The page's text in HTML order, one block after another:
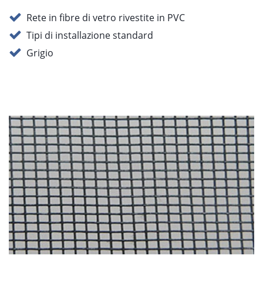
Rete in fibre di vetro rivestite in PVC
Tipi di installazione standard
Grigio